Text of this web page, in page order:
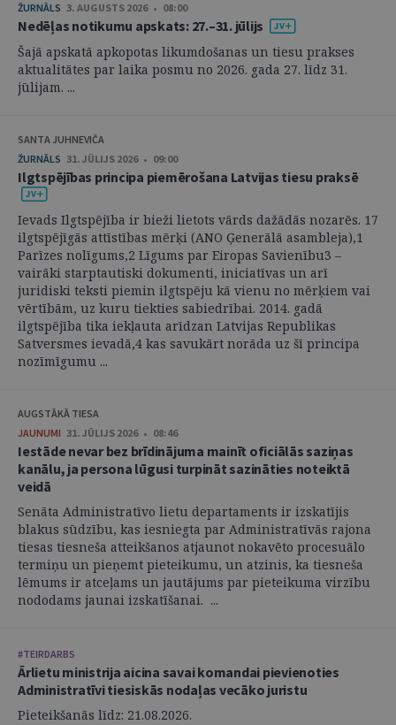
ŽURNĀLS 3. AUGUSTS 2026 • 08:00
Nedēļas notikumu apskats: 27.–31. jūlijs
Šajā apskatā apkopotas likumdošanas un tiesu prakses
aktualitātes par laika posmu no 2026. gada 27. līdz 31.
jūlijam. ...
SANTA JUHNEVIČA
ŽURNĀLS 31. JŪLIJS 2026 • 09:00
Ilgtspējības principa piemērošana Latvijas tiesu praksē
Ievads Ilgtspējība ir bieži lietots vārds dažādās nozarēs. 17
ilgtspējīgās attīstības mērķi (ANO Ģenerālā asambleja),1
Parīzes nolīgums,2 Līgums par Eiropas Savienību3 –
vairāki starptautiski dokumenti, iniciatīvas un arī
juridiski teksti piemin ilgtspēju kā vienu no mērķiem vai
vērtībām, uz kuru tiekties sabiedrībai. 2014. gadā
ilgtspējība tika iekļauta arīdzan Latvijas Republikas
Satversmes ievadā,4 kas savukārt norāda uz šī principa
nozīmīgumu ...
AUGSTĀKĀ TIESA
JAUNUMI 31. JŪLIJS 2026 • 08:46
Iestāde nevar bez brīdinājuma mainīt oficiālās saziņas
kanālu, ja persona lūgusi turpināt sazināties noteiktā
veidā
Senāta Administratīvo lietu departaments ir izskatījis
blakus sūdzību, kas iesniegta par Administratīvās rajona
tiesas tiesneša atteikšanos atjaunot nokavēto procesuālo
termiņu un pieņemt pieteikumu, un atzinis, ka tiesneša
lēmums ir atceļams un jautājums par pieteikuma virzību
nododams jaunai izskatīšanai. ...
#TEIRDARBS
Ārlietu ministrija aicina savai komandai pievienoties
Administratīvi tiesiskās nodaļas vecāko juristu
Pieteikšanās līdz: 21.08.2026.